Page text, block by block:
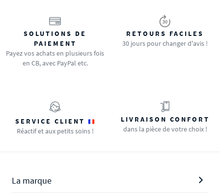
SOLUTIONS DE
PAIEMENT
Payez vos achats en plusieurs fois
en CB, avec PayPal etc.
RETOURS FACILES
30 jours pour changer d'avis !
SERVICE CLIENT
Réactif et aux petits soins !
LIVRAISON CONFORT
dans la pièce de votre choix !
La marque